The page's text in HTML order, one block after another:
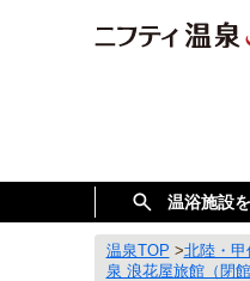
温浴施設
温泉TOP >北陸・甲
泉 浪花屋旅館（閉